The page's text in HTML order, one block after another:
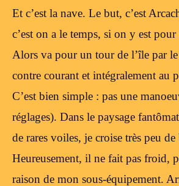
Et c’est la nave. Le but, c’est
c’est on a le temps, si on y est
Alors va pour un tour de l’île par
contre courant et intégralement au
C’est bien simple : pas une
réglages). Dans le paysage
de rares voiles, je croise très peu
Heureusement, il ne fait pas froid,
raison de mon sous-équipement.